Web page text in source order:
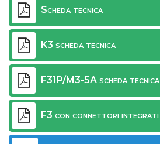
Scheda tecnica
K3 scheda tecnica
F31P/M3-5A scheda tecnica
F3 con connettori integrati